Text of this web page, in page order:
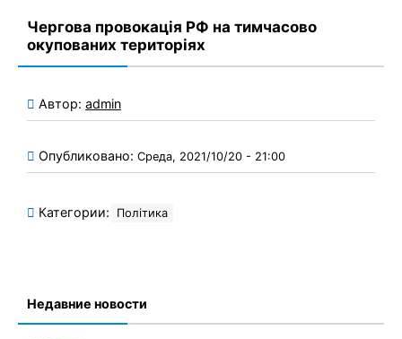
Чергова провокація РФ на тимчасово
окупованих територіях
Автор: admin
Опубликовано: Среда, 2021/10/20 - 21:00
Категории: Політика
Недавние новости